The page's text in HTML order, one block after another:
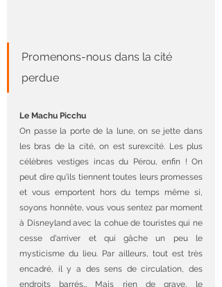
Promenons-nous dans la cité
perdue
Le Machu Picchu
On passe la porte de la lune, on se jette dans
les bras de la cité, on est surexcité. Les plus
célèbres vestiges incas du Pérou, enfin ! On
peut dire qu'ils tiennent toutes leurs promesses
et vous emportent hors du temps même si,
soyons honnête, vous vous sentez par moment
à Disneyland avec la cohue de touristes qui ne
cesse d'arriver et qui gâche un peu le
mysticisme du lieu. Par ailleurs, tout est très
encadré, il y a des sens de circulation, des
endroits barrés… Mais rien de grave, le